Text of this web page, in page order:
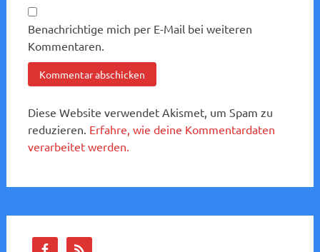
Benachrichtige mich per E-Mail bei weiteren
Kommentaren.
Diese Website verwendet Akismet, um Spam zu
reduzieren. Erfahre, wie deine Kommentardaten
verarbeitet werden.